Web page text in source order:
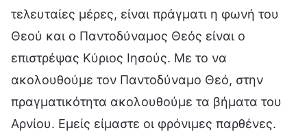
τελευταίες μέρες, είναι πράγματι η φωνή του
Θεού και ο Παντοδύναμος Θεός είναι ο
επιστρέψας Κύριος Ιησούς. Με το να
ακολουθούμε τον Παντοδύναμο Θεό, στην
πραγματικότητα ακολουθούμε τα βήματα του
Αρνίου. Εμείς είμαστε οι φρόνιμες παρθένες.